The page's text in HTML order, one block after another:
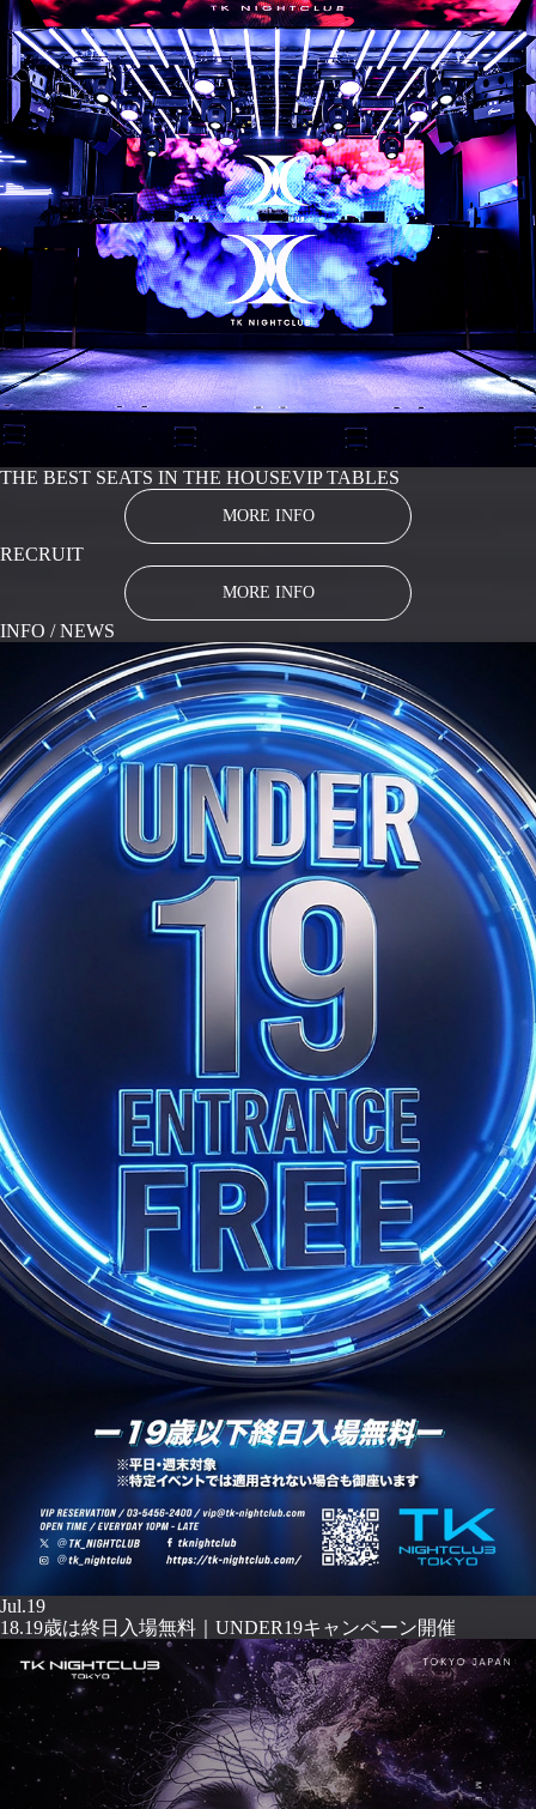
THE BEST SEATS IN THE HOUSEVIP TABLES
MORE INFO
RECRUIT
MORE INFO
INFO / NEWS
Jul.19
18.19歳は終日入場無料｜UNDER19キャンペーン開催